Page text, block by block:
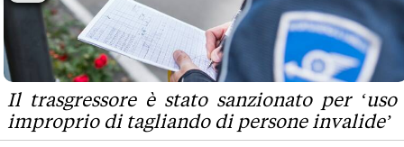
Il trasgressore è stato sanzionato per ‘uso
improprio di tagliando di persone invalide’